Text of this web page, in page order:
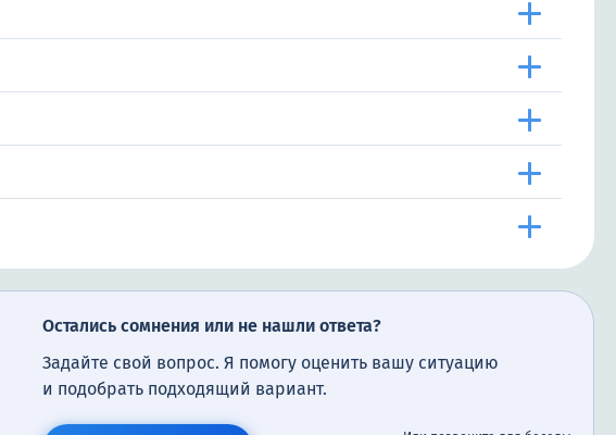
Остались сомнения или не нашли ответа?
Задайте свой вопрос. Я помогу оценить вашу ситуацию
и подобрать подходящий вариант.